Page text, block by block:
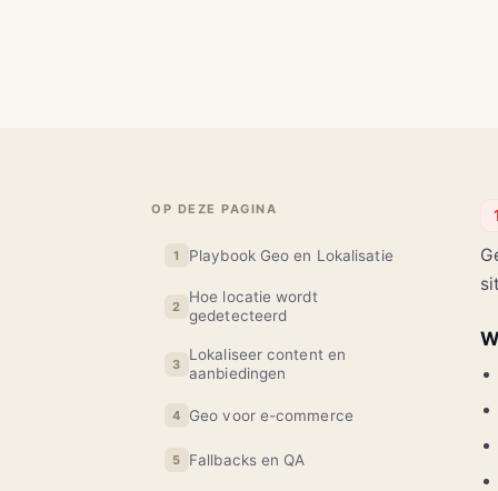
OP DEZE PAGINA
1 Playbook Geo en Lokalisatie
2
Hoe locatie wordt
gedetecteerd
3
Lokaliseer content en
aanbiedingen
4 Geo voor e-commerce
5 Fallbacks en QA